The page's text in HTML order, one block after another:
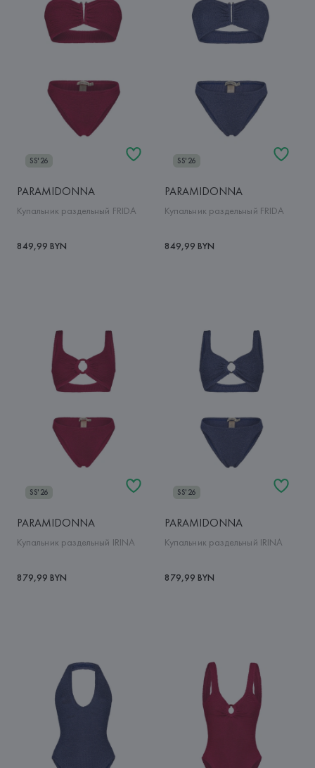
SS'26
PARAMIDONNA
Купальник раздельный FRIDA
849,99 BYN
SS'26
PARAMIDONNA
Купальник раздельный FRIDA
849,99 BYN
SS'26
PARAMIDONNA
Купальник раздельный IRINA
879,99 BYN
SS'26
PARAMIDONNA
Купальник раздельный IRINA
879,99 BYN